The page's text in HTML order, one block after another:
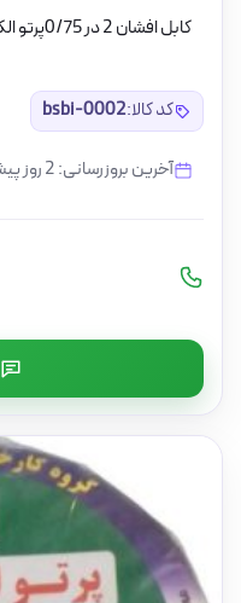
کابل افشان 2 در 0/75پرتو الکتریک
کد کالا:bsbi-0002
آخرین بروزرسانی: 2 روز پیش